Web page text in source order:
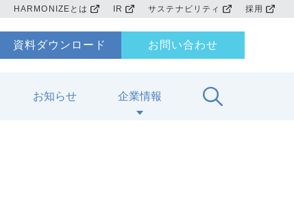
HARMONIZEとは IR サステナビリティ 採用
お知らせ 企業情報
資料ダウンロード お問い合わせ